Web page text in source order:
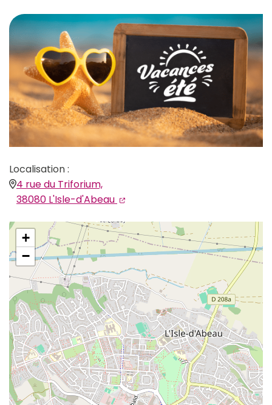
Localisation :
4 rue du Triforium,
38080 L'Isle-d'Abeau (ouverture dans un nouvel
(ouverture dans un nouvel
+
−